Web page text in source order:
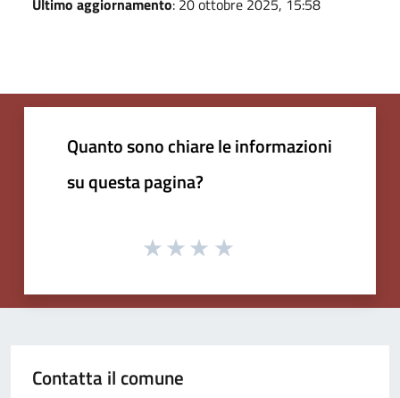
Quanto sono chiare le informazioni
su questa pagina?
Contatta il comune